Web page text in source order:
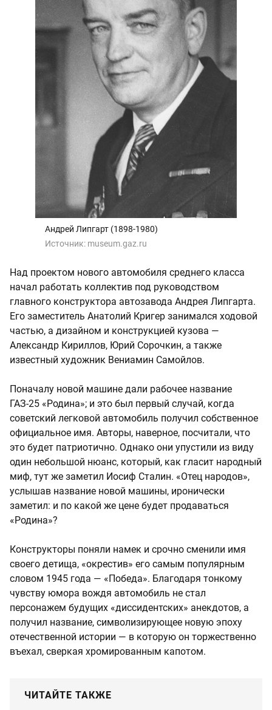
Андрей Липгарт (1898-1980)
Источник: museum.gaz.ru
Над проектом нового автомобиля среднего класса
начал работать коллектив под руководством
главного конструктора автозавода Андрея Липгарта.
Его заместитель Анатолий Кригер занимался ходовой
частью, а дизайном и конструкцией кузова —
Александр Кириллов, Юрий Сорочкин, а также
известный художник Вениамин Самойлов.
Поначалу новой машине дали рабочее название
ГАЗ-25 «Родина»; и это был первый случай, когда
советский легковой автомобиль получил собственное
официальное имя. Авторы, наверное, посчитали, что
это будет патриотично. Однако они упустили из виду
один небольшой нюанс, который, как гласит народный
миф, тут же заметил Иосиф Сталин. «Отец народов»,
услышав название новой машины, иронически
заметил: и по какой же цене будет продаваться
«Родина»?
Конструкторы поняли намек и срочно сменили имя
своего детища, «окрестив» его самым популярным
словом 1945 года — «Победа». Благодаря тонкому
чувству юмора вождя автомобиль не стал
персонажем будущих «диссидентских» анекдотов, а
получил название, символизирующее новую эпоху
отечественной истории — в которую он торжественно
въехал, сверкая хромированным капотом.
ЧИТАЙТЕ ТАКЖЕ